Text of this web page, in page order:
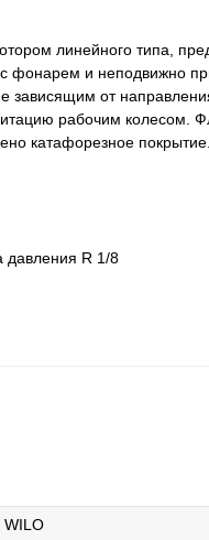
линейного типа,
фонарем и неподвижно
зависящим от
рабочим колесом.
катафорезное покрытие.
давления R 1/8
WILO